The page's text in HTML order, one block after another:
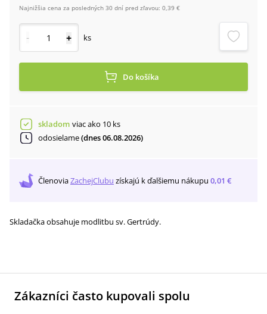
Najnižšia cena za posledných 30 dní pred zľavou: 0,39 €
- + ks
Do košíka
skladom viac ako 10 ks
odosielame(dnes 06.08.2026)
ČlenoviaZachejClubu získajú k ďalšiemu nákupu 0,01 €
Skladačka obsahuje modlitbu sv. Gertrúdy.
Zákazníci často kupovali spolu